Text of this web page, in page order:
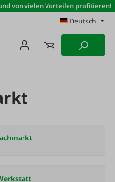
von vielen Vorteilen profitieren!
Deutsch